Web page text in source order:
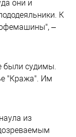
они и
К
–
были судимы.
"Кража". Им
из